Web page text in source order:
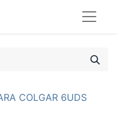
COLGAR 6UDS